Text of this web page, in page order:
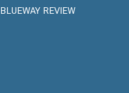
BLUEWAY REVIEW